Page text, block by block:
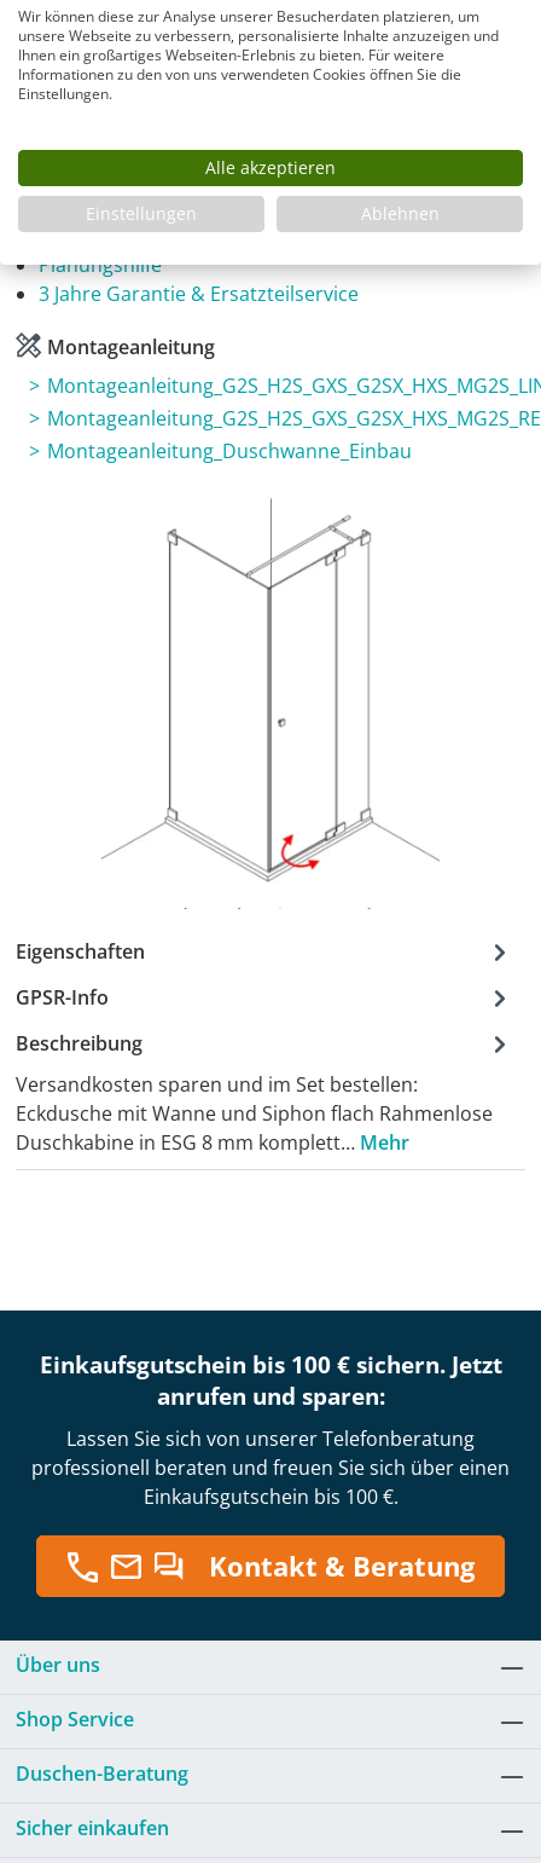
Produkt Anzahl: Gib den gewünschten
In den Warenkorb
Infos
Fragen zum Artikel
Planungshilfe
3 Jahre Garantie & Ersatzteilservice
Montageanleitung
Montageanleitung_Duschwanne_Einbau
Eigenschaften
GPSR-Info
Beschreibung
Versandkosten sparen und im Set bestellen:
Eckdusche mit Wanne und Siphon flach Rahmenlose
Duschkabine in ESG 8 mm komplett… Mehr
Einkaufsgutschein bis 100 € sichern. Jetzt
anrufen und sparen:
Lassen Sie sich von unserer Telefonberatung
professionell beraten und freuen Sie sich über einen
Einkaufsgutschein bis 100 €.
Kontakt & Beratung
Über uns
Shop Service
Duschen-Beratung
Sicher einkaufen
Wir können diese zur Analyse unserer Besucherdaten platzieren, um
unsere Webseite zu verbessern, personalisierte Inhalte anzuzeigen und
Ihnen ein großartiges Webseiten-Erlebnis zu bieten. Für weitere
Informationen zu den von uns verwendeten Cookies öffnen Sie die
Einstellungen.
Alle akzeptieren
Einstellungen
Ablehnen